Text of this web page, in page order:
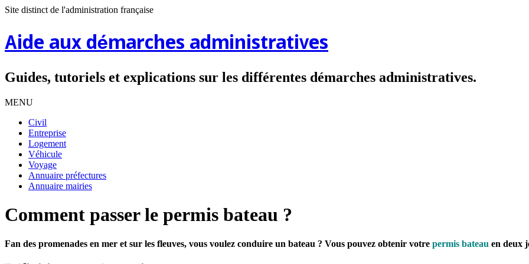
Site distinct de l'administration française
Aide aux démarches administratives
Guides, tutoriels et explications sur les différentes démarches administratives.
MENU
Civil
Entreprise
Logement
Véhicule
Voyage
Annuaire préfectures
Annuaire mairies
Comment passer le permis bateau ?
Fan des promenades en mer et sur les fleuves, vous voulez conduire un bateau ? Vous pouvez obtenir votre permis bateau en deux